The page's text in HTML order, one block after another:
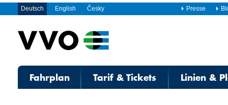
Deutsch English Česky Presse
Fahrplan Tarif & Tickets Linien &